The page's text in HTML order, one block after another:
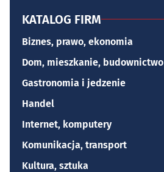
KATALOG FIRM
Biznes, prawo, ekonomia
Dom, mieszkanie, budownictwo
Gastronomia i jedzenie
Handel
Internet, komputery
Komunikacja, transport
Kultura, sztuka